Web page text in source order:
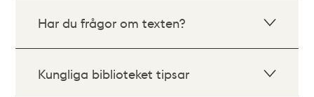
Har du frågor om texten?
Kungliga biblioteket tipsar